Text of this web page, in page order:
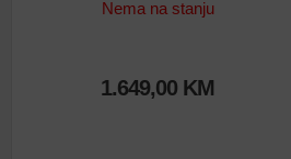
Nema na stanju
1.649,00 KM